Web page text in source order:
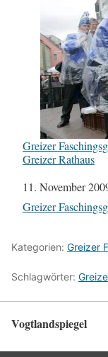
Greizer
Greizer Rathaus
Datum
11. November
In Bezug auf
Greizer
Kategorien: Greizer
Schlagwörter:
Vogtlandspiegel